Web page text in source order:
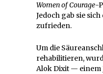
Women of Courage-
Jedoch gab sie
zufrieden.
Um die
rehabilitieren,
Alok Dixit — einem